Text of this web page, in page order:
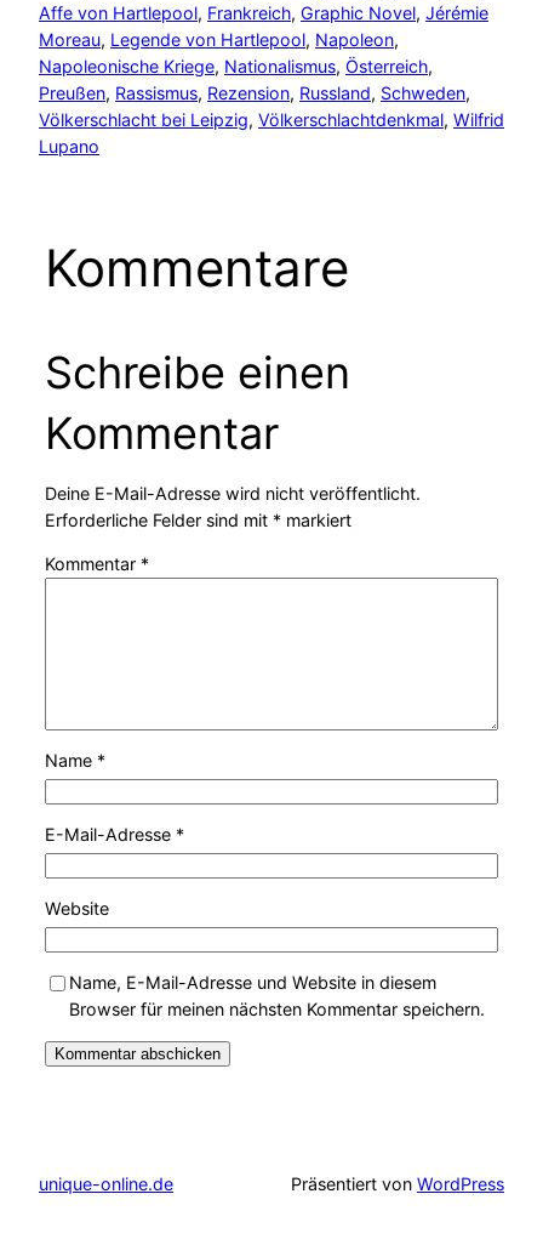
Affe von Hartlepool, Frankreich, Graphic Novel, Jérémie
Moreau, Legende von Hartlepool, Napoleon
Napoleonische Kriege, Nationalismus, Österreich
Preußen, Rassismus, Rezension, Russland, Schweden
Völkerschlacht bei Leipzig, Völkerschlachtdenkmal, Wilfrid
Lupano
Kommentare
Schreibe einen
Kommentar
Deine E-Mail-Adresse wird nicht veröffentlicht.
Erforderliche Felder sind mit *markiert
Kommentar *
Name *
E-Mail-Adresse *
Website
Name, E-Mail-Adresse und Website in diesem
Browser für meinen nächsten Kommentar speichern.
unique-online.de Präsentiert von WordPress